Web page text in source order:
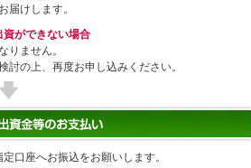
届けします。
資ができない場合
りません。
の上、再度お申し込みください。
口座へお振込をお願いします。